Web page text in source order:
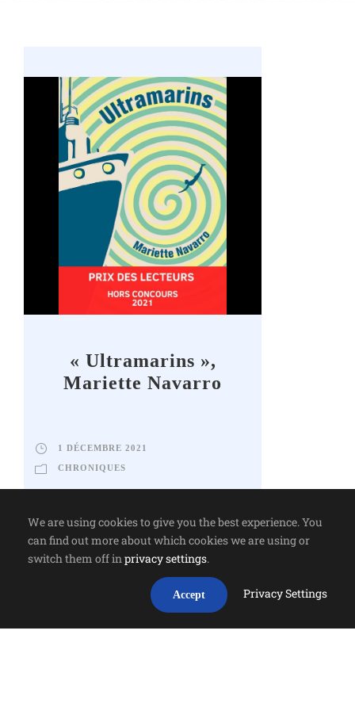
« Ultramarins »,
Mariette Navarro
1 DÉCEMBRE 2021
CHRONIQUES
MENTIONS LÉGALES
We are using cookies to give you the best experience. You
can find out more about which cookies we are using or
switch them off inprivacy settings.
Accept Privacy Settings